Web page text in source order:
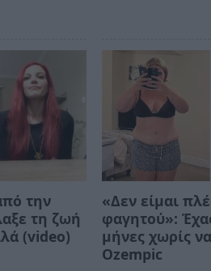
την
τη ζωή
(video)
«Δεν είμαι
φαγητού»:
μήνες χωρίς
Ozempic